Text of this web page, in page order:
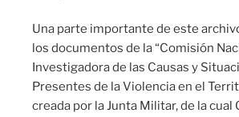
Una parte importante de este
los documentos de la “Comisión
Investigadora de las Causas y
Presentes de la Violencia en el
creada por la Junta Militar, de la cual